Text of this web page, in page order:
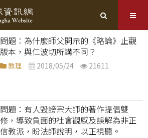
為什麼師父開示的《略論》止觀
版本，與仁波切所講不同？
教理 2018/05/24 21611
有人毀謗宗大師的著作提倡雙
修，導致負面的社會觀感及誤解為非正
信教派，盼法師說明，以正視聽。